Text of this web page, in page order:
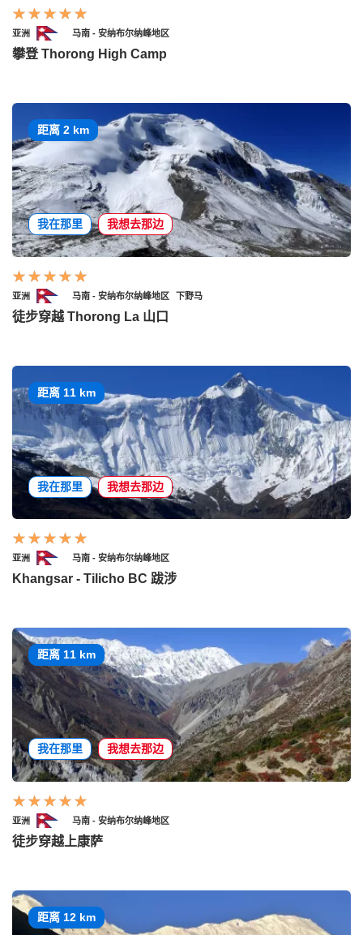
亚洲 马南 - 安纳布尔纳峰地区
攀登 Thorong High Camp
距离 2 km
我在那里 我想去那边
亚洲 马南 - 安纳布尔纳峰地区 下野马
徒步穿越 Thorong La 山口
距离 11 km
我在那里 我想去那边
亚洲 马南 - 安纳布尔纳峰地区
Khangsar - Tilicho BC 跋涉
距离 11 km
我在那里 我想去那边
亚洲 马南 - 安纳布尔纳峰地区
徒步穿越上康萨
距离 12 km